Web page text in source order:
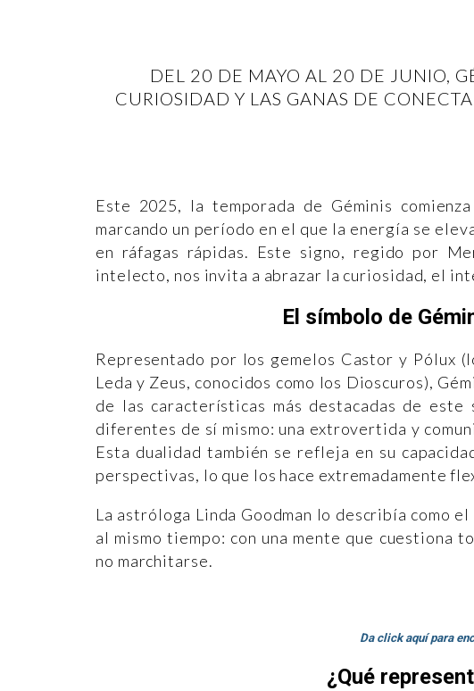
DEL 20 DE MAYO AL 20 DE JUNIO,
CURIOSIDAD Y LAS GANAS DE
Este 2025, la temporada de Géminis
marcando un período en el que la energía se
en ráfagas rápidas. Este signo, regido por
intelecto, nos invita a abrazar la curiosidad, el
El símbolo de
Representado por los gemelos Castor y Pólux
Leda y Zeus, conocidos como los Dioscuros),
de las características más destacadas de
diferentes de sí mismo: una extrovertida y
Esta dualidad también se refleja en su
perspectivas, lo que los hace extremadamente
La astróloga Linda Goodman lo describía como
al mismo tiempo: con una mente que cuestiona
no marchitarse.
Da click aquí para
¿Qué